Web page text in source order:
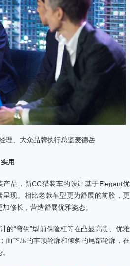
理、大众品牌执行总监麦德岳
用
品，新CC猎装车的设计基于Elegant优
现。相比老款车型更为舒展的前脸，更
修长，营造舒展优雅姿态。
“弯钩”型前保险杠等在凸显高贵、优雅
而下压的车顶轮廓和倾斜的尾部轮廓，在